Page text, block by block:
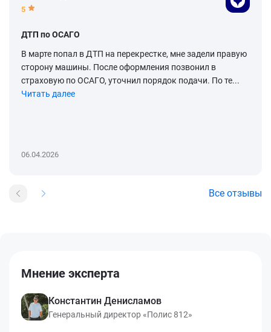
5
ДТП по ОСАГО
В марте попал в ДТП на перекрестке, мне задели правую
сторону машины. После оформления позвонил в
страховую по ОСАГО, уточнил порядок подачи. По те...
Читать далее
06.04.2026
Все отзывы
Мнение эксперта
Константин Денисламов
Генеральный директор «Полис 812»